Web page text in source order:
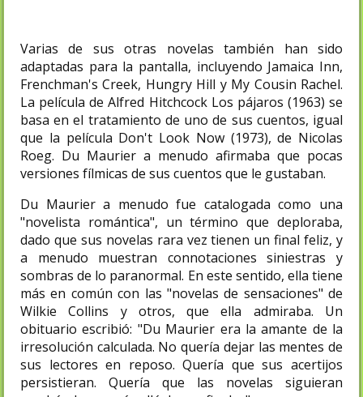
Varias de sus otras novelas también han sido
adaptadas para la pantalla, incluyendo Jamaica Inn,
Frenchman's Creek, Hungry Hill y My Cousin Rachel.
La película de Alfred Hitchcock Los pájaros (1963) se
basa en el tratamiento de uno de sus cuentos, igual
que la película Don't Look Now (1973), de Nicolas
Roeg. Du Maurier a menudo afirmaba que pocas
versiones fílmicas de sus cuentos que le gustaban.
Du Maurier a menudo fue catalogada como una
"novelista romántica", un término que deploraba,​
dado que sus novelas rara vez tienen un final feliz, y
a menudo muestran connotaciones siniestras y
sombras de lo paranormal. En este sentido, ella tiene
más en común con las "novelas de sensaciones" de
Wilkie Collins y otros, que ella admiraba. Un
obituario escribió: "Du Maurier era la amante de la
irresolución calculada. No quería dejar las mentes de
sus lectores en reposo. Quería que sus acertijos
persistieran. Quería que las novelas siguieran